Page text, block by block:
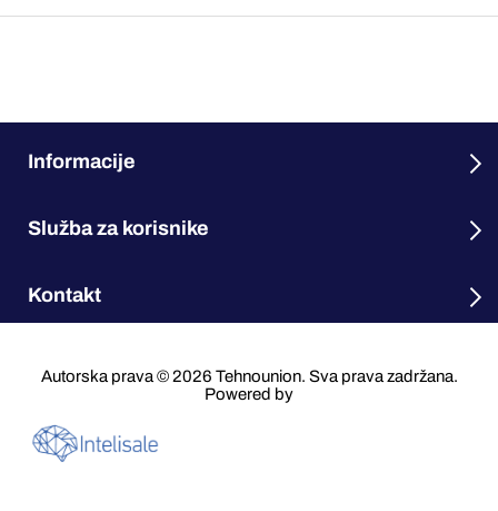
Informacije
Služba za korisnike
Kontakt
Autorska prava © 2026 Tehnounion. Sva prava zadržana.
Powered by